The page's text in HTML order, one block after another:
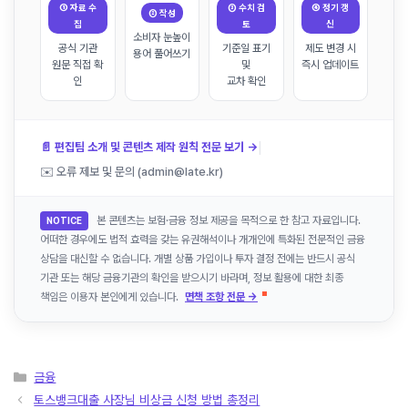
① 자료 수
집
공식 기관
원문 직접 확
인
② 작성
소비자 눈높이
용어 풀어쓰기
③ 수치 검
토
기준일 표기
및
교차 확인
④ 정기 갱
신
제도 변경 시
즉시 업데이트
📄 편집팀 소개 및 콘텐츠 제작 원칙 전문 보기 → |
✉️ 오류 제보 및 문의 (admin@late.kr)
NOTICE
본 콘텐츠는 보험·금융 정보 제공을 목적으로 한 참고 자료입니다.
어떠한 경우에도 법적 효력을 갖는 유권해석이나 개개인에 특화된 전문적인 금융
상담을 대신할 수 없습니다. 개별 상품 가입이나 투자 결정 전에는 반드시 공식
기관 또는 해당 금융기관의 확인을 받으시기 바라며, 정보 활용에 대한 최종
책임은 이용자 본인에게 있습니다. 면책 조항 전문 →
카
테
금융
토스뱅크대출 사장님 비상금 신청 방법 총정리